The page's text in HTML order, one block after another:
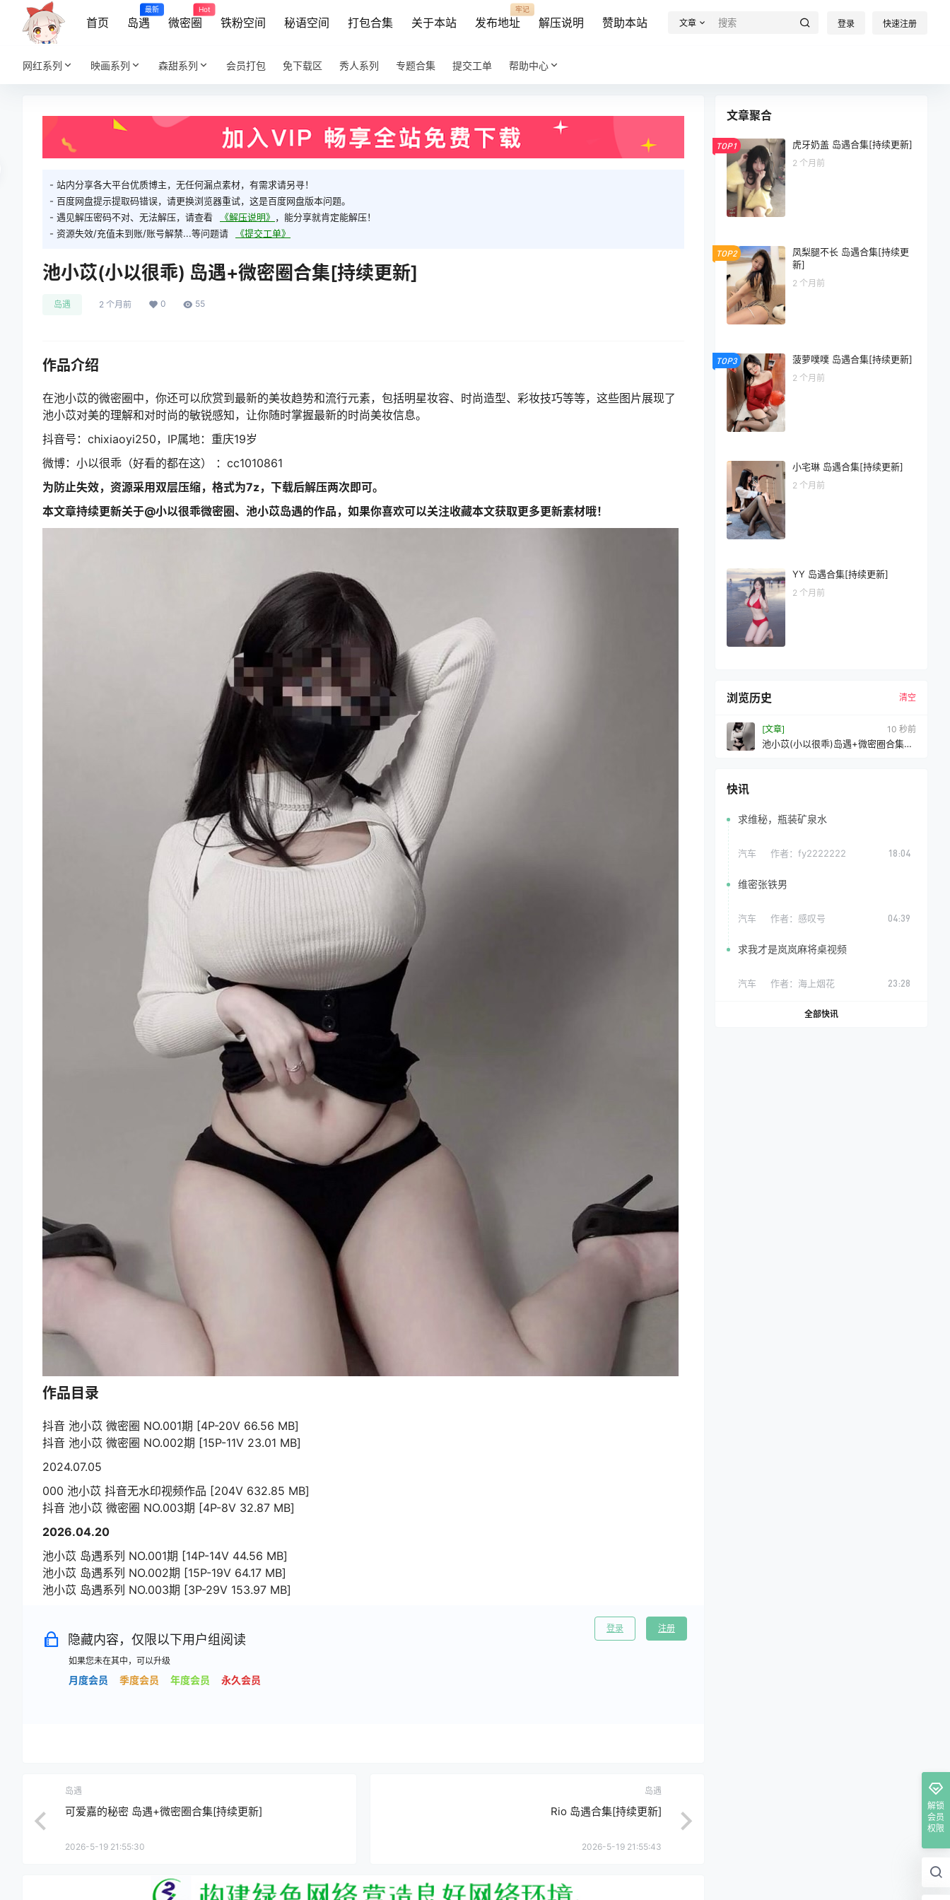
首页 岛遇
最新
微密圈
Hot
铁粉空间 秘语空间 打包合集 关于本站 发布地址
牢记
解压说明 赞助本站 文章 登录 快速注册
网红系列 映画系列 森甜系列 会员打包 免下载区 秀人系列 专题合集 提交工单 帮助中心
- 站内分享各大平台优质博主，无任何漏点素材，有需求请另寻！
- 百度网盘提示提取码错误，请更换浏览器重试，这是百度网盘版本问题。
- 遇见解压密码不对、无法解压，请查看
《解压说明》 ，能分享就肯定能解压！
- 资源失效/充值未到账/账号解禁...等问题请
《提交工单》
池小苡(小以很乖) 岛遇+微密圈合集[持续更新]
岛遇 2 个月前 0 55
作品介绍
在池小苡的微密圈中，你还可以欣赏到最新的美妆趋势和流行元素，包括明星妆容、时尚造型、彩妆技巧等等，这些图片展现了
池小苡对美的理解和对时尚的敏锐感知，让你随时掌握最新的时尚美妆信息。
抖音号：chixiaoyi250，IP属地：重庆19岁
微博：小以很乖（好看的都在这） ️：cc1010861
为防止失效，资源采用双层压缩，格式为7z，下载后解压两次即可。
本文章持续更新关于@小以很乖微密圈、池小苡岛遇的作品，如果你喜欢可以关注收藏本文获取更多更新素材哦！
作品目录
抖音 池小苡 微密圈 NO.001期 [4P-20V 66.56 MB]
抖音 池小苡 微密圈 NO.002期 [15P-11V 23.01 MB]
2024.07.05
000 池小苡 抖音无水印视频作品 [204V 632.85 MB]
抖音 池小苡 微密圈 NO.003期 [4P-8V 32.87 MB]
2026.04.20
池小苡 岛遇系列 NO.001期 [14P-14V 44.56 MB]
池小苡 岛遇系列 NO.002期 [15P-19V 64.17 MB]
池小苡 岛遇系列 NO.003期 [3P-29V 153.97 MB]
隐藏内容，仅限以下用户组阅读
如果您未在其中，可以升级
月度会员 季度会员 年度会员 永久会员
登录 注册
岛遇
可爱嘉的秘密 岛遇+微密圈合集[持续更新]
2026-5-19 21:55:30
岛遇
Rio 岛遇合集[持续更新]
2026-5-19 21:55:43
文章聚合
TOP1 虎牙奶盖 岛遇合集[持续更新]
2 个月前
TOP2
凤梨腿不长 岛遇合集[持续更
新]
2 个月前
TOP3 菠萝噗噗 岛遇合集[持续更新]
2 个月前
小宅琳 岛遇合集[持续更新]
2 个月前
YY 岛遇合集[持续更新]
2 个月前
浏览历史 清空
[文章] 11 秒前
池小苡(小以很乖)岛遇+微密圈合集
快讯
求维秘，瓶装矿泉水
汽车 作者： fy2222222 18:04
维密张铁男
汽车 作者： 感叹号 04:39
求我才是岚岚麻将桌视频
汽车 作者： 海上烟花 23:28
全部快讯
解锁
会员
权限